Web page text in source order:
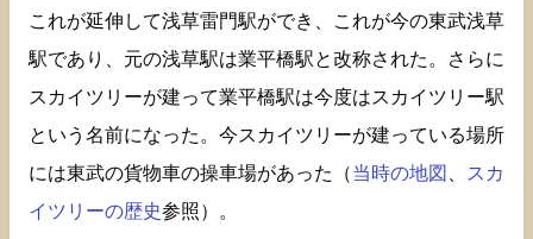
これが延伸して浅草雷門駅ができ、これが今の東武浅草
駅であり、元の浅草駅は業平橋駅と改称された。さらに
スカイツリーが建って業平橋駅は今度はスカイツリー駅
という名前になった。今スカイツリーが建っている場所
には東武の貨物車の操車場があった（当時の地図
スカ
イツリーの歴史参照）。